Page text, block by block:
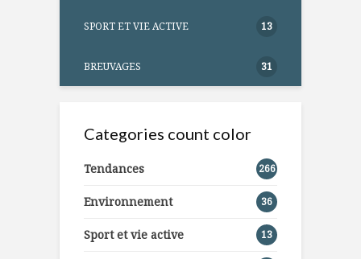
SPORT ET VIE ACTIVE 13
BREUVAGES 31
Categories count color
Tendances 266
Environnement 36
Sport et vie active 13